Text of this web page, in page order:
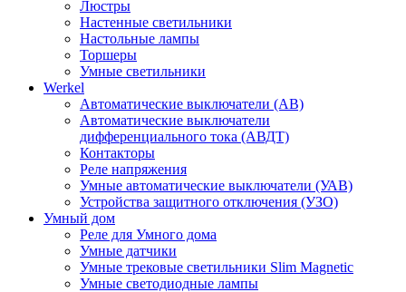
Люстры
Настенные светильники
Настольные лампы
Торшеры
Умные светильники
Werkel
Автоматические выключатели (АВ)
Автоматические выключатели
дифференциального тока (АВДТ)
Контакторы
Реле напряжения
Умные автоматические выключатели (УАВ)
Устройства защитного отключения (УЗО)
Умный дом
Реле для Умного дома
Умные датчики
Умные трековые светильники Slim Magnetic
Умные светодиодные лампы